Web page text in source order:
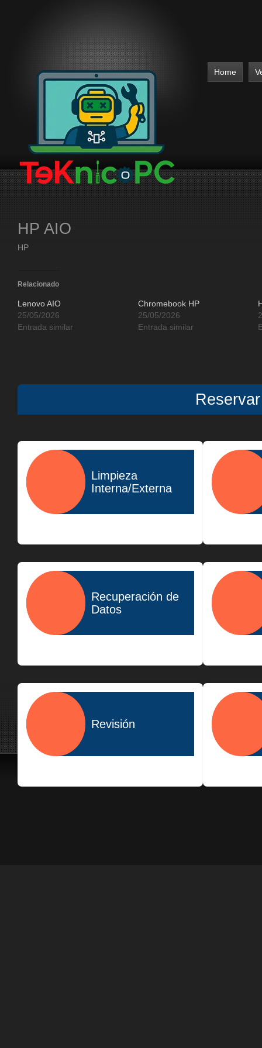
Home
HP AIO
HP
Relacionado
Lenovo AIO
25/05/2026
Entrada similar
Chromebook HP
25/05/2026
Entrada similar
Limpieza
Interna/Externa
Recuperación de
Datos
Revisión